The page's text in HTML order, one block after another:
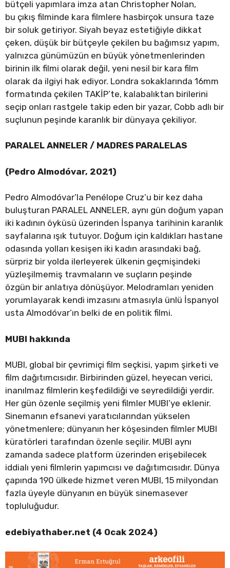
bütçeli yapımlara imza atan Christopher Nolan,
bu çıkış filminde kara filmlere hasbirçok unsura taze
bir soluk getiriyor. Siyah beyaz estetiğiyle dikkat
çeken, düşük bir bütçeyle çekilen bu bağımsız yapım,
yalnızca günümüzün en büyük yönetmenlerinden
birinin ilk filmi olarak değil, yeni nesil bir kara film
olarak da ilgiyi hak ediyor. Londra sokaklarında 16mm
formatında çekilen TAKİP’te, kalabalıktan birilerini
seçip onları rastgele takip eden bir yazar, Cobb adlı bir
suçlunun peşinde karanlık bir dünyaya çekiliyor.
PARALEL ANNELER / MADRES PARALELAS
(Pedro Almodóvar, 2021)
Pedro Almodóvar’la Penélope Cruz’u bir kez daha
buluşturan PARALEL ANNELER, aynı gün doğum yapan
iki kadının öyküsü üzerinden İspanya tarihinin karanlık
sayfalarına ışık tutuyor. Doğum için kaldıkları hastane
odasında yolları kesişen iki kadın arasındaki bağ,
sürpriz bir yolda ilerleyerek ülkenin geçmişindeki
yüzleşilmemiş travmaların ve suçların peşinde
özgün bir anlatıya dönüşüyor. Melodramları yeniden
yorumlayarak kendi imzasını atmasıyla ünlü İspanyol
usta Almodóvar’ın belki de en politik filmi.
MUBI hakkında
MUBI, global bir çevrimiçi film seçkisi, yapım şirketi ve
film dağıtımcısıdır. Birbirinden güzel, heyecan verici,
inanılmaz filmlerin keşfedildiği ve seyredildiği yerdir.
Her gün özenle seçilmiş yeni filmler MUBI’ye eklenir.
Sinemanın efsanevi yaratıcılarından yükselen
yönetmenlere; dünyanın her köşesinden filmler MUBI
küratörleri tarafından özenle seçilir. MUBI aynı
zamanda sadece platform üzerinden erişebilecek
iddialı yeni filmlerin yapımcısı ve dağıtımcısıdır. Dünya
çapında 190 ülkede hizmet veren MUBI, 15 milyondan
fazla üyeyle dünyanın en büyük sinemasever
topluluğudur.
edebiyathaber.net (4 Ocak 2024)